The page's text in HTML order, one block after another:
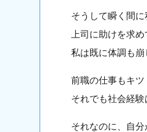
そうして瞬く間
上司に助けを求
私は既に体調も崩
前職の仕事もキツ
それでも社会経
それなのに、自分